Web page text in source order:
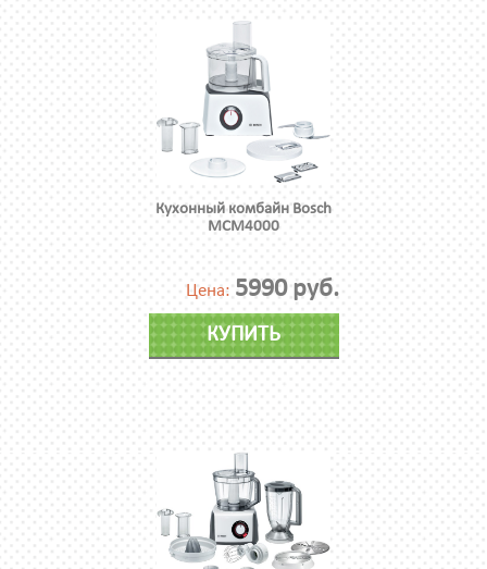
Кухонный комбайн Bosch
MCM4000
Цена: 5990 руб.
КУПИТЬ